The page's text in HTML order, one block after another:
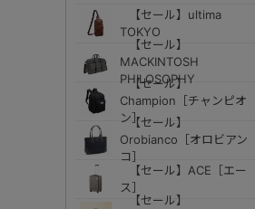
【セール】ultima
TOKYO
【セール】
MACKINTOSH
PHILOSOPHY
【セール】
Champion［チャンピオ
ン］
【セール】
Orobianco［オロビアン
コ］
【セール】ACE［エー
ス］
【セール】